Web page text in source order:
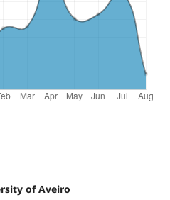
of Aveiro